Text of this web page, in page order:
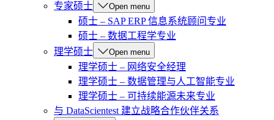
专家硕士
Open menu
硕士 – SAP ERP 信息系统顾问专业
硕士 – 数据工程学专业
理学硕士
Open menu
理学硕士 – 网络安全经理
理学硕士 – 数据管理与人工智能专业
理学硕士 – 可持续能源未来专业
与 DataScientest 建立战略合作伙伴关系